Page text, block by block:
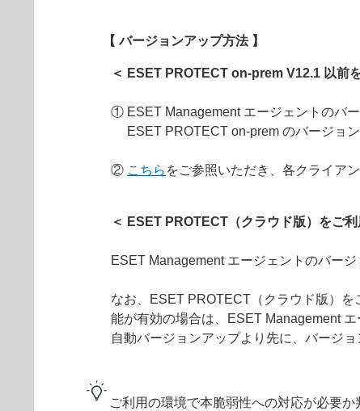
【 バージョンアップ方法 】
＜ ESET PROTECT on-prem V12.1 以前
① ESET Management エージェントのバ
ESET PROTECT on-prem のバージョン
② こちら をご参照いただき、各クライア
＜ ESET PROTECT（クラウド版）をご
ESET Management エージェントのバージ
なお、ESET PROTECT（クラウド版）
能が有効の場合は、ESET Management
自動バージョンアップより先に、バージ
ご利用の環境で本脆弱性への対応が必要か